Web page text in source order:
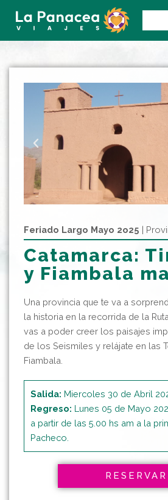
Feriado Largo Mayo 2o25 |
Catamarca:
y Fiambala
Una provincia que te va a
la historia en la recorrida de la
vas a poder creer los paisajes
de los Seismiles y relájate en las
Fiambala.
Salida: Miercoles 30 de Abril
Regreso: Lunes 05 de Mayo
a partir de las 5.00 hs am a la
Pacheco.
RESERVAR